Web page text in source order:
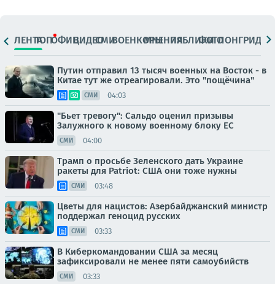
ЛЕНТАТОПОФИЦ.ВИДЕОСМИВОЕНКОРЫМНЕНИЯПАБЛИКИ
ФОТОЛОНГРИДЫ
Путин отправил 13 тысяч военных на Восток - в
Китае тут же отреагировали. Это "пощёчина"
СМИ 04:03
"Бьет тревогу": Сальдо оценил призывы
Залужного к новому военному блоку ЕС
СМИ 04:00
Трамп о просьбе Зеленского дать Украине
ракеты для Patriot: США они тоже нужны
СМИ 03:48
Цветы для нацистов: Азербайджанский министр
поддержал геноцид русских
СМИ 03:33
В Киберкомандовании США за месяц
зафиксировали не менее пяти самоубийств
СМИ 03:33